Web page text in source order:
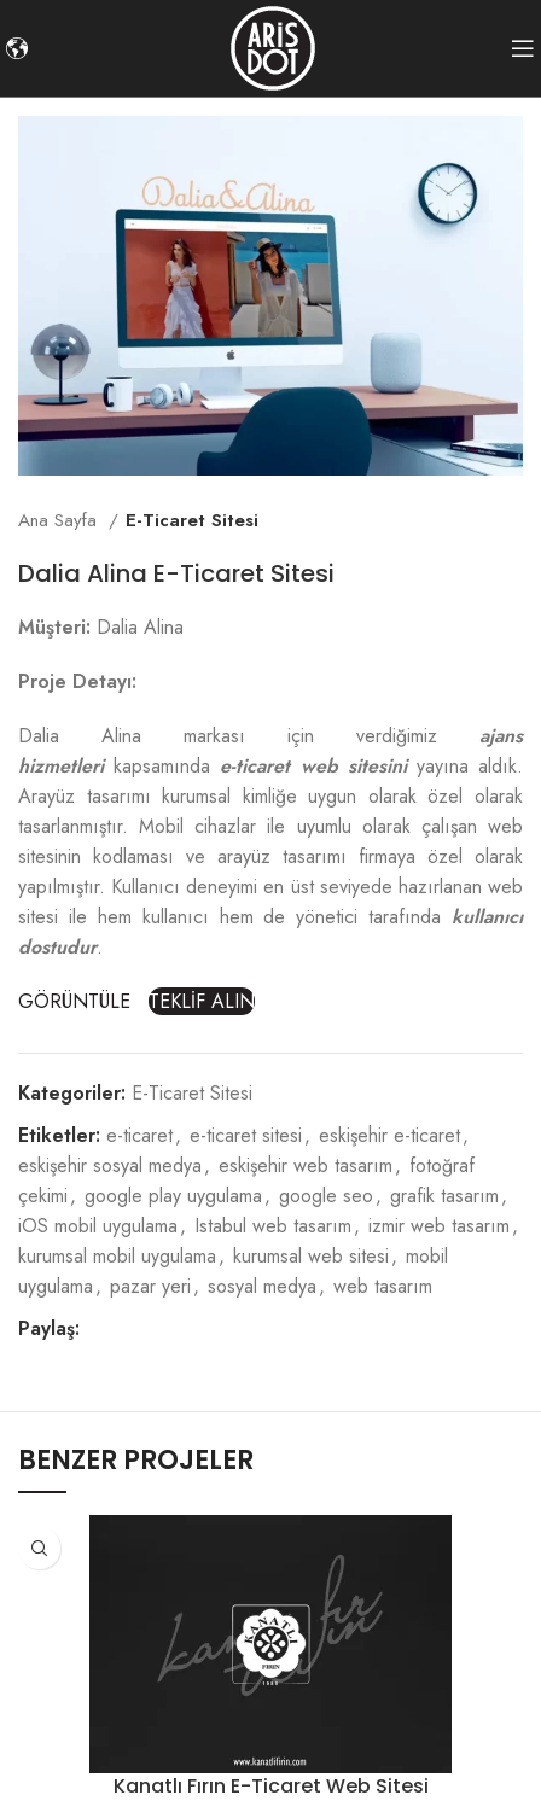
Ana Sayfa E-Ticaret Sitesi
Dalia Alina E-Ticaret Sitesi
Müşteri: Dalia Alina
Proje Detayı:
Dalia Alina markası için verdiğimiz ajans
hizmetlerikapsamında e-ticaret web sitesiniyayına aldık.
Arayüz tasarımı kurumsal kimliğe uygun olarak özel olarak
tasarlanmıştır. Mobil cihazlar ile uyumlu olarak çalışan web
sitesinin kodlaması ve arayüz tasarımı firmaya özel olarak
yapılmıştır. Kullanıcı deneyimi en üst seviyede hazırlanan web
sitesi ile hem kullanıcı hem de yönetici tarafında kullanıcı
dostudur.
GÖRÜNTÜLE
TEKLİF ALIN
Kategoriler: E-Ticaret Sitesi
Etiketler: e-ticaret, e-ticaret sitesi, eskişehir e-ticaret,
eskişehir sosyal medya, eskişehir web tasarım, fotoğraf
çekimi, google play uygulama, google seo, grafik tasarım,
iOS mobil uygulama, Istabul web tasarım, izmir web tasarım,
kurumsal mobil uygulama, kurumsal web sitesi, mobil
uygulama, pazar yeri, sosyal medya, web tasarım
Paylaş:
BENZER PROJELER
Kanatlı Fırın E-Ticaret Web Sitesi